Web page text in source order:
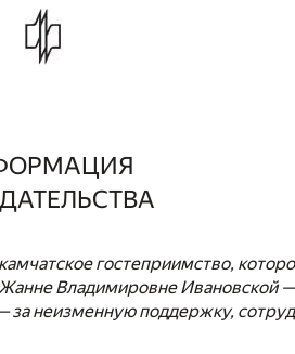
гостеприимство,
Владимировне Ивановской
неизменную поддержку,